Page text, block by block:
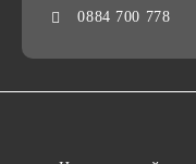
0884 700 778